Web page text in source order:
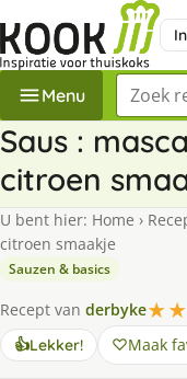
Menu Zoek
Saus :
citroen
U bent hier: Home ›
citroen smaakje
Sauzen & basics
Recept van derbyke
👍Lekker! Maak